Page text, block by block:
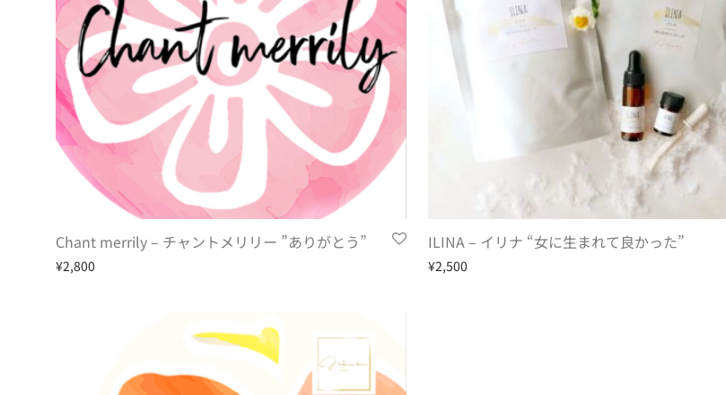
Chant merrily – チャントメリリー ”ありがとう”
¥2,800
ILINA – イリナ “女に生まれて良かった”
¥2,500